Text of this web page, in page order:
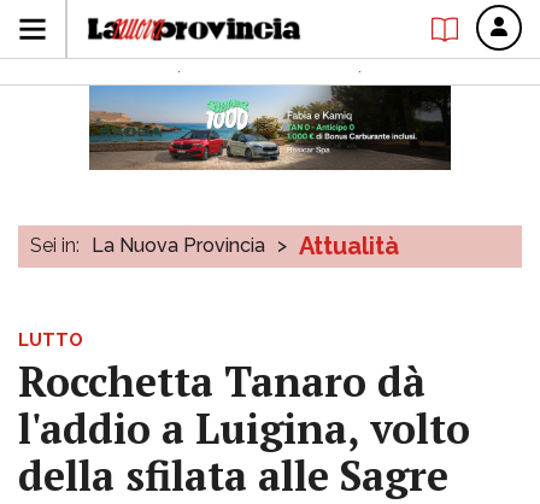
Sei in: La Nuova Provincia > Attualità
LUTTO
Rocchetta Tanaro dà
l'addio a Luigina, volto
della sfilata alle Sagre